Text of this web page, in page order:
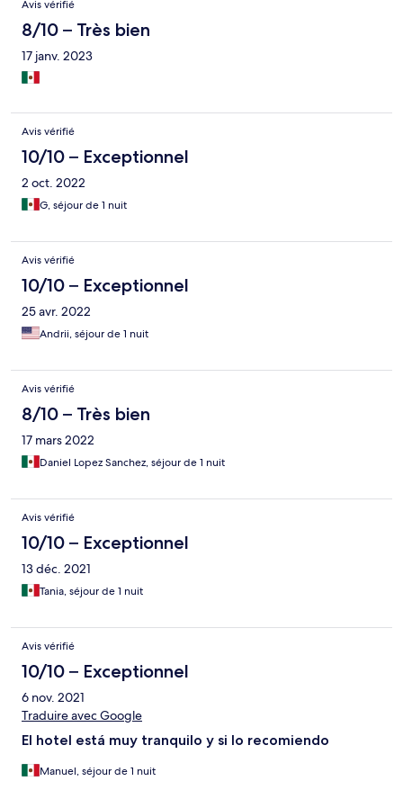
Avis vérifié
8/10 – Très bien
17 janv. 2023
Avis vérifié
10/10 – Exceptionnel
2 oct. 2022
G, séjour de 1 nuit
Avis vérifié
10/10 – Exceptionnel
25 avr. 2022
Andrii, séjour de 1 nuit
Avis vérifié
8/10 – Très bien
17 mars 2022
Daniel Lopez Sanchez, séjour de 1 nuit
Avis vérifié
10/10 – Exceptionnel
13 déc. 2021
Tania, séjour de 1 nuit
Avis vérifié
10/10 – Exceptionnel
6 nov. 2021
Traduire avec Google
El hotel está muy tranquilo y si lo recomiendo
Manuel, séjour de 1 nuit